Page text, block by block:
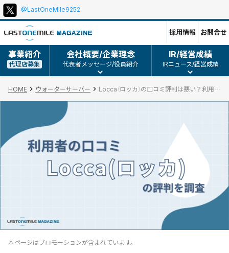
事業紹介
代理店募集
会社概要/企業理念
代表者メッセージ/役員紹介
IR/経営成績
IRニュース/経営成績
採用情報 お問合せ
@LastOneMile9252
HOME ウォーターサーバー Locca（ロッカ）の口コミ評判は悪い？利用者の本音から分かったメリット・デメリット
本ページはプロモーションが含まれています。